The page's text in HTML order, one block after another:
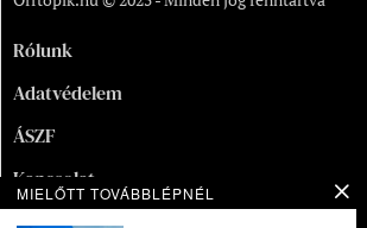
Rólunk
Adatvédelem
ÁSZF
Kapcsolat
MIELŐTT TOVÁBBLÉPNÉL